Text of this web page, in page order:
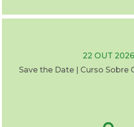
22 OUT 2026
Save the Date | Curso Sobre